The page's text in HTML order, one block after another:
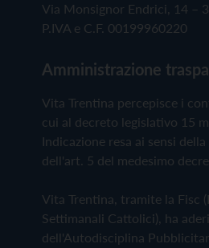
Via Monsignor Endrici, 14 –
P.IVA e C.F. 00199960220
Amministrazione
Vita Trentina percepisce i
cui al decreto legislativo 15
Indicazione resa ai sensi
dell'art. 5 del medesimo
Vita Trentina, tramite la Fisc
Settimanali Cattolici), ha
dell'Autodisciplina